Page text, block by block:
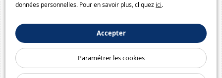
données personnelles. Pour en savoir plus, cliquez ici.
Accepter
Paramétrer les cookies